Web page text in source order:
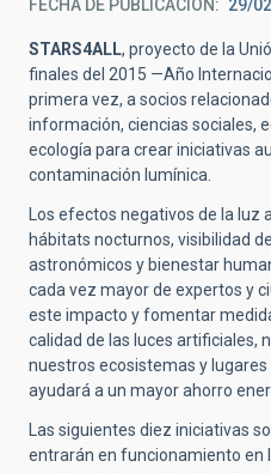
FECHA DE PUBLICACIÓN 29/
STARS4ALL, proyecto de la
finales del 2015 —Año
primera vez, a socios
información, ciencias sociales,
ecología para crear iniciativas
contaminación lumínica.
Los efectos negativos de la luz
hábitats nocturnos, visibilidad
astronómicos y bienestar
cada vez mayor de expertos y
este impacto y fomentar
calidad de las luces artificiales,
nuestros ecosistemas y
ayudará a un mayor ahorro
Las siguientes diez iniciativas
entrarán en funcionamiento en